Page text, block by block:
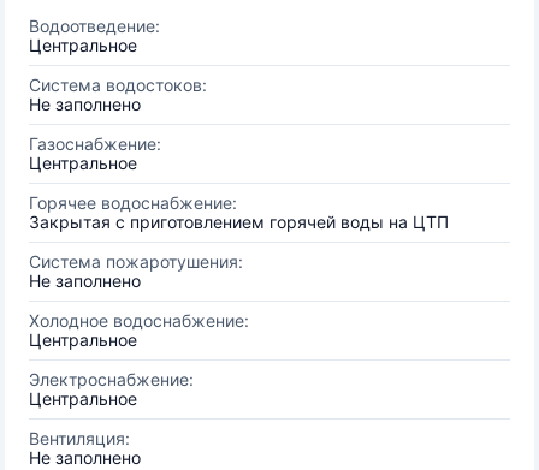
Водоотведение:
Центральное
Система водостоков:
Не заполнено
Газоснабжение:
Центральное
Горячее водоснабжение:
Закрытая с приготовлением горячей воды на ЦТП
Система пожаротушения:
Не заполнено
Холодное водоснабжение:
Центральное
Электроснабжение:
Центральное
Вентиляция:
Не заполнено